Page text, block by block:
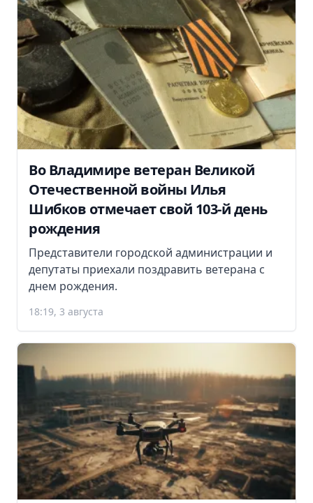
Во Владимире ветеран Великой
Отечественной войны Илья
Шибков отмечает свой 103-й день
рождения
Представители городской администрации и
депутаты приехали поздравить ветерана с
днем рождения.
18:19, 3 августа